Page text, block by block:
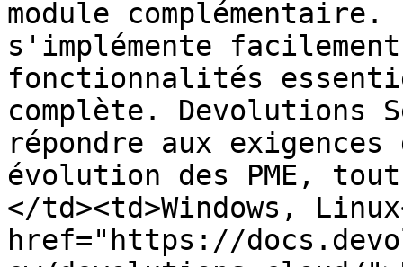
module
s'implémente
fonctionnalités
complète. Devolutions
répondre aux
évolution des PME,
</td><td>Windows,
href="https://